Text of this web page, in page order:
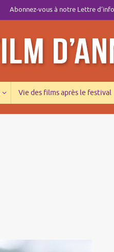
Abonnez-vous à notre Lettre
Vie des films après le festival